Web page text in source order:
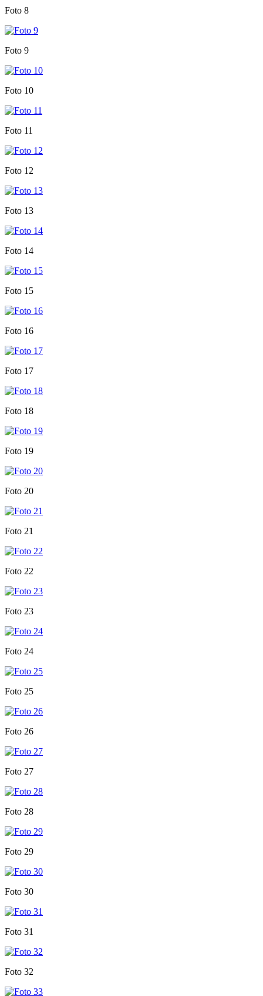
Foto 8
Foto 9
Foto 10
Foto 11
Foto 12
Foto 13
Foto 14
Foto 15
Foto 16
Foto 17
Foto 18
Foto 19
Foto 20
Foto 21
Foto 22
Foto 23
Foto 24
Foto 25
Foto 26
Foto 27
Foto 28
Foto 29
Foto 30
Foto 31
Foto 32